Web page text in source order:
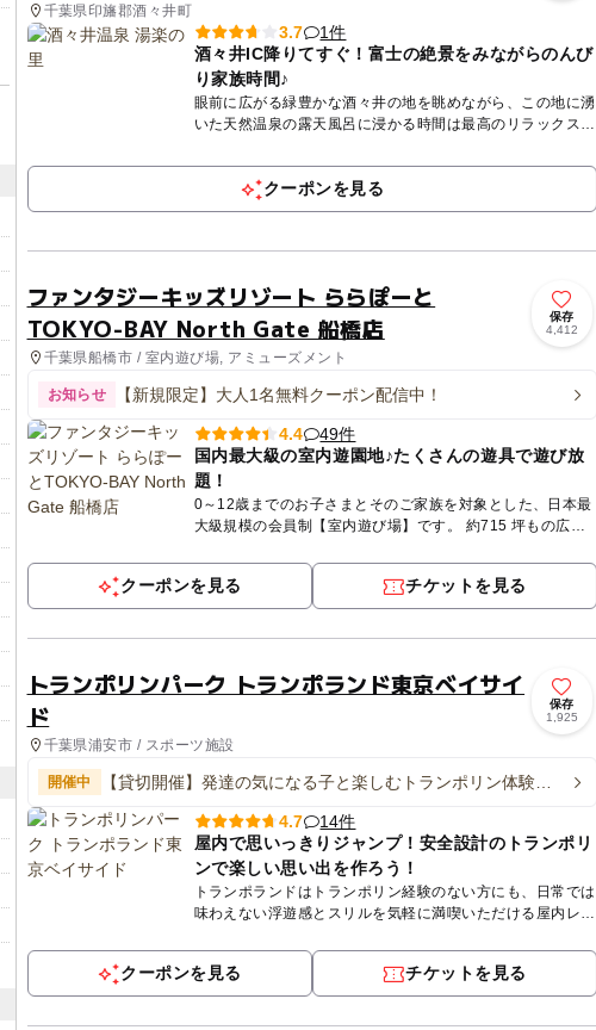
千葉県印旛郡酒々井町
3.7
1件
酒々井IC降りてすぐ！富士の絶景をみながらのんび
り家族時間♪
眼前に広がる緑豊かな酒々井の地を眺めながら、この地に湧
いた天然温泉の露天風呂に浸かる時間は最高のリラックスタ
入っている...
クーポンを見る
ファンタジーキッズリゾート ららぽーと
TOKYO-BAY North Gate 船橋店
千葉県船橋市 / 室内遊び場, アミューズメント
保存
4,412
お知らせ 【新規限定】大人1名無料クーポン配信中！
4.4
49件
国内最大級の室内遊園地♪たくさんの遊具で遊び放
題！
0～12歳までのお子さまとそのご家族を対象とした、日本最
大級規模の会員制【室内遊び場】です。 約715 坪もの広い
や、さ...
クーポンを見る チケットを見る
トランポリンパーク トランポランド東京ベイサイ
ド
千葉県浦安市 / スポーツ施設
保存
1,925
開催中
【貸切開催】発達の気になる子と楽しむトランポリン体験会
(新浦安)
4.7
14件
屋内で思いっきりジャンプ！安全設計のトランポリ
ンで楽しい思い出を作ろう！
トランポランドはトランポリン経験のない方にも、日常では
味わえない浮遊感とスリルを気軽に満喫いただける屋内レジ
ます。 ※...
クーポンを見る チケットを見る